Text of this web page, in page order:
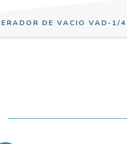
DE VACIO VAD-1/4